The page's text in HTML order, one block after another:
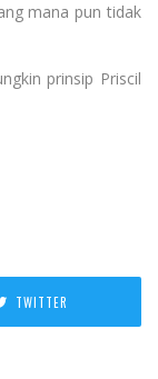
mana pun tidak
prinsip Priscil
TWITTER